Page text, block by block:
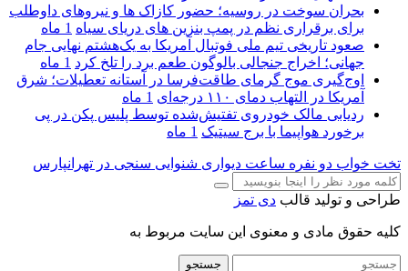
بحران سوخت در روسیه؛ حضور کازاک‌ ها و نیروهای داوطلب
برای برقراری نظم در پمپ بنزین‌ های دریای سیاه 1 ماه
صعود تاریخی تیم ملی فوتبال آمریکا به یک‌هشتم نهایی جام
جهانی؛ اخراج جنجالی بالوگون طعم برد را تلخ کرد 1 ماه
اوج‌گیری موج گرمای طاقت‌فرسا در آستانه تعطیلات؛ شرق
آمریکا در التهاب دمای ۱۱۰ درجه‌ای
1 ماه
ردیابی مالک خودروی تفتیش‌شده توسط پلیس پکن در پی
برخورد هواپیما با برج سیتیک 1 ماه
تخت خواب دو نفره ساعت دیواری شنوایی سنجی در تهرانپارس
طراحی و تولید قالب دی تمز
کلیه حقوق مادی و معنوی این سایت مربوط به
جستجو